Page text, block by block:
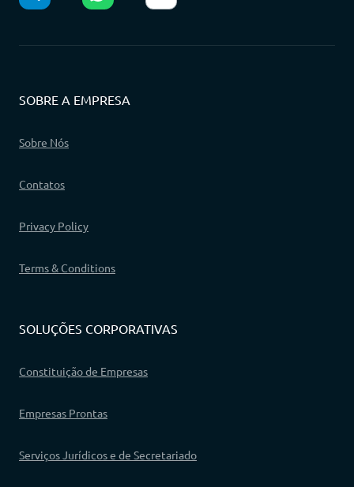
SOBRE A EMPRESA
Sobre Nós
Contatos
Privacy Policy
Terms & Conditions
SOLUÇÕES CORPORATIVAS
Constituição de Empresas
Empresas Prontas
Serviços Jurídicos e de Secretariado